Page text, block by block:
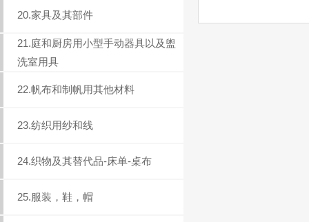
20.家具及其部件
21.庭和厨房用小型手动器具以及盥
洗室用具
22.帆布和制帆用其他材料
23.纺织用纱和线
24.织物及其替代品-床单-桌布
25.服装，鞋，帽